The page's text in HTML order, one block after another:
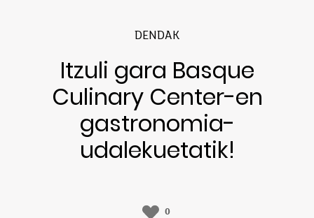
DENDAK
Itzuli gara Basque
Culinary Center-en
gastronomia-
udalekuetatik!
0